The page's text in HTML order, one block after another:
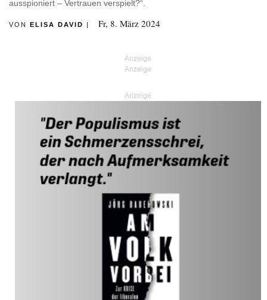
ausspioniert – Vertrauen verspielt?“.
VON ELISA DAVID Fr, 8. März 2024
Anzeige